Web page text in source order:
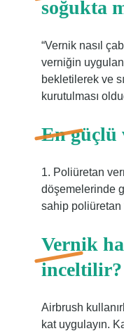
soğukta
“Vernik nasıl
verniğin
bekletilerek ve
kurutulması
En güçlü
1. Poliüretan
döşemelerinde
sahip poliüretan
Vernik
inceltilir?
Airbrush
kat uygulayın.